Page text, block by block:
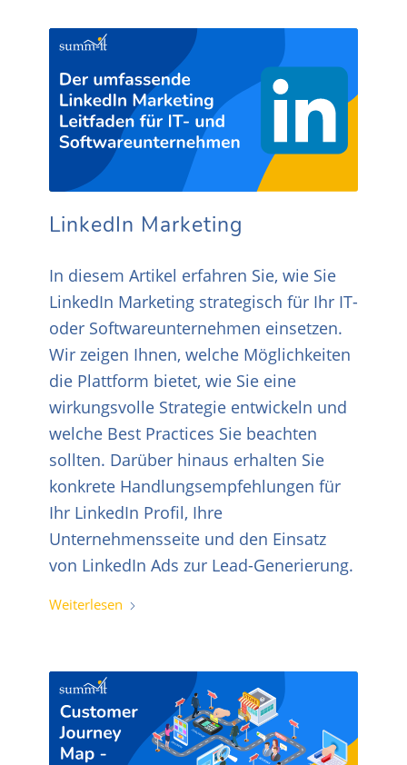
LinkedIn Marketing
In diesem Artikel erfahren Sie, wie Sie
LinkedIn Marketing strategisch für Ihr IT-
oder Softwareunternehmen einsetzen.
Wir zeigen Ihnen, welche Möglichkeiten
die Plattform bietet, wie Sie eine
wirkungsvolle Strategie entwickeln und
welche Best Practices Sie beachten
sollten. Darüber hinaus erhalten Sie
konkrete Handlungsempfehlungen für
Ihr LinkedIn Profil, Ihre
Unternehmensseite und den Einsatz
von LinkedIn Ads zur Lead-Generierung.
Weiterlesen